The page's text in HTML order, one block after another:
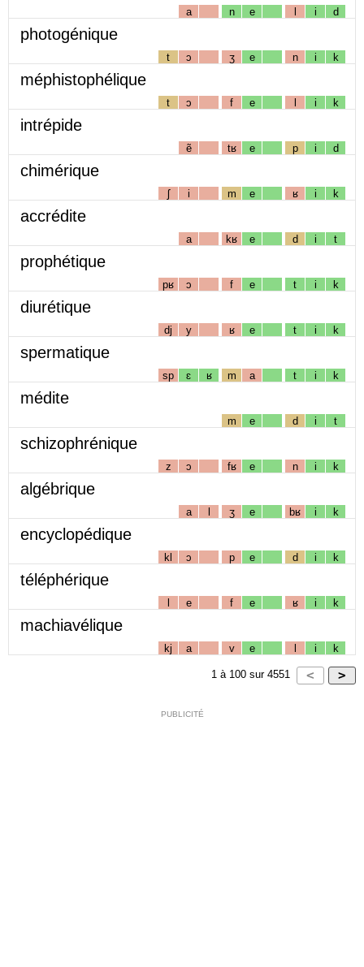
a n e l i d
photogénique
t ɔ ʒ e n i k
méphistophélique
t ɔ f e l i k
intrépide
ẽ tʁ e p i d
chimérique
ʃ i m e ʁ i k
accrédite
a kʁ e d i t
prophétique
pʁ ɔ f e t i k
diurétique
dj y ʁ e t i k
spermatique
sp ɛ ʁ m a t i k
médite
m e d i t
schizophrénique
z ɔ fʁ e n i k
algébrique
a l ʒ e bʁ i k
encyclopédique
kl ɔ p e d i k
téléphérique
l e f e ʁ i k
machiavélique
kj a v e l i k
1 à 100 sur 4551
PUBLICITÉ